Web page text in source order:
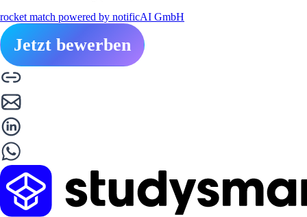
rocket match powered by notificAI GmbH
Jetzt bewerben